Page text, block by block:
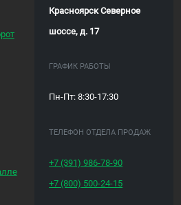
Красноярск Северное
шоссе, д. 17
ГРАФИК РАБОТЫ
Пн-Пт: 8:30-17:30
ТЕЛЕФОН ОТДЕЛА ПРОДАЖ
+7 (391)986-78-90
+7 (800) 500-24-15